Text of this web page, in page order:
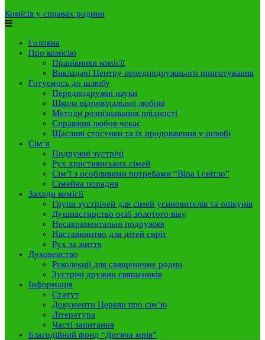
Комісія у справах родини
Головна
Про комісію
Працівники комісії
Викладачі Центру передподружнього приготування
Готуємось до шлюбу
Передподружні науки
Школа відповідальної любові
Методи розпізнавання плідності
Справжня любов чекає
Щасливі стосунки та їх продовження у шлюбі
Сім’я
Подружні зустрічі
Рух християнських сімей
Сім’ї з особливими потребами “Віра і світло”
Сімейна порадня
Заходи комісії
Групи зустрічей для сімей усиновителів та опікунів
Душпастирство осіб золотого віку
Несакраментальні подружжя
Наставництво для дітей сиріт
Рух за життя
Духовенство
Реколекції для священичих родин
Зустрічі дружин священиків
Інформація
Статут
Документи Церкви про сім’ю
Література
Часті запитання
Благодійний фонд “Дитяча мрія”